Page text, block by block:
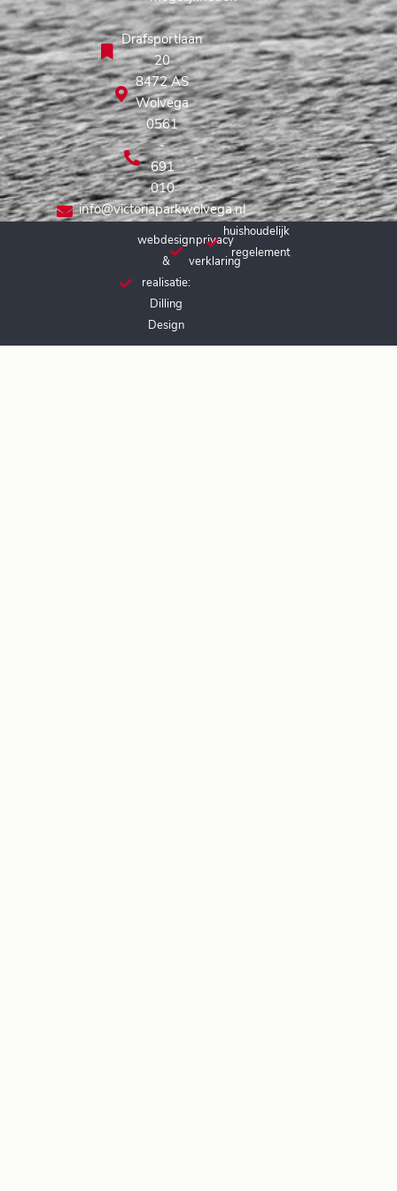
Drafsportlaan
20
8472 AS
Wolvega
0561
-
691
010
info@victoriaparkwolvega.nl
webdesign
&
realisatie:
Dilling
Design
privacy
verklaring
huishoudelijk
regelement